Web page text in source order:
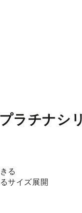
ラチナシ
る⁠
サイズ展開⁠